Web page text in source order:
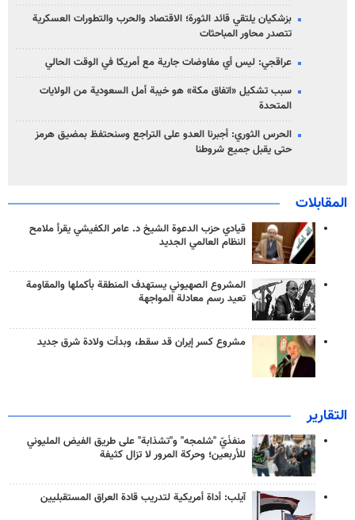
بزشكيان يلتقي قائد الثورة؛ الاقتصاد والحرب والتطورات العسكرية
تتصدر محاور المباحثات
عراقجي: ليس أي مفاوضات جارية مع أمريكا في الوقت الحالي
سبب تشكيل «اتفاق مكة» هو خيبة أمل السعودية من الولايات
المتحدة
الحرس الثوري: أجبرنا العدو على التراجع وسنحتفظ بمضيق هرمز
حتى يقبل جميع شروطنا
المقابلات
قيادي حزب الدعوة الشيخ د. عامر الكفيشي يقرأ ملامح
النظام العالمي الجديد
المشروع الصهيوني يستهدف المنطقة بأكملها والمقاومة
تعيد رسم معادلة المواجهة
مشروع كسر إيران قد سقط، وبدأت ولادة شرق جديد
التقارير
منفذَيّ "شلمجه" و"تشذابة" على طريق الفيض المليوني
للأربعين؛ وحركة المرور لا تزال كثيفة
آيلب: أداة أمريكية لتدريب قادة العراق المستقبليين